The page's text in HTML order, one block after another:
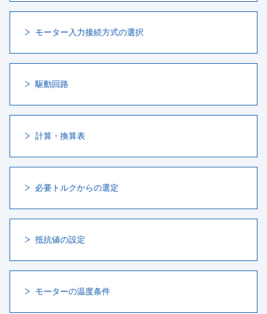
モーター入力接続方式の選択
駆動回路
計算・換算表
必要トルクからの選定
抵抗値の設定
モーターの温度条件